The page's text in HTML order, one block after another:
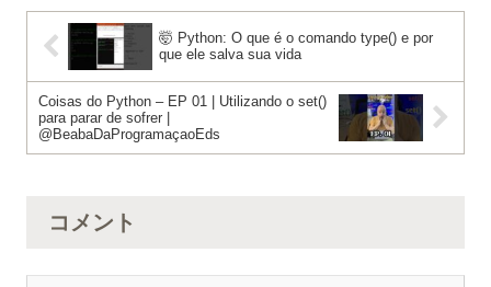
​🤯 Python: O que é o comando type() e por
que ele salva sua vida
Coisas do Python – EP 01 | Utilizando o set()
para parar de sofrer |
@BeabaDaProgramaçaoEds
コメント